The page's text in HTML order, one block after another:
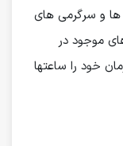
و سرگرمی های
موجود در
خود را ساعتها